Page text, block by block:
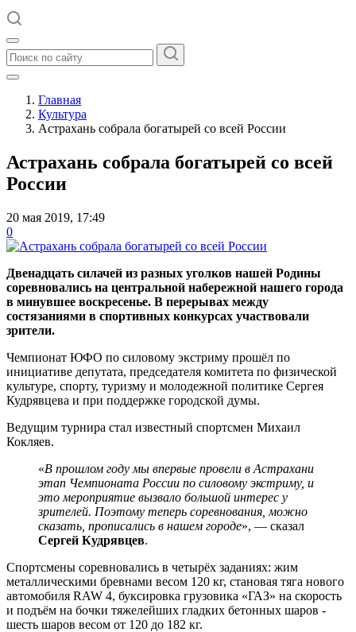
Главная
Культура
Астрахань собрала богатырей со всей России
Астрахань собрала богатырей со всей
России
20 мая 2019, 17:49
0
Двенадцать силачей из разных уголков нашей Родины
соревновались на центральной набережной нашего города
в минувшее воскресенье. В перерывах между
состязаниями в спортивных конкурсах участвовали
зрители.
Чемпионат ЮФО по силовому экстриму прошёл по
инициативе депутата, председателя комитета по физической
культуре, спорту, туризму и молодежной политике Сергея
Кудрявцева и при поддержке городской думы.
Ведущим турнира стал известный спортсмен Михаил
Кокляев.
«В прошлом году мы впервые провели в Астрахани
этап Чемпионата России по силовому экстриму, и
это мероприятие вызвало большой интерес у
зрителей. Поэтому теперь соревнования, можно
сказать, прописались в нашем городе», — сказал
Сергей Кудрявцев.
Спортсмены соревновались в четырёх заданиях: жим
металлическими бревнами весом 120 кг, становая тяга нового
автомобиля RAW 4, буксировка грузовика «ГАЗ» на скорость
и подъём на бочки тяжелейших гладких бетонных шаров -
шесть шаров весом от 120 до 182 кг.